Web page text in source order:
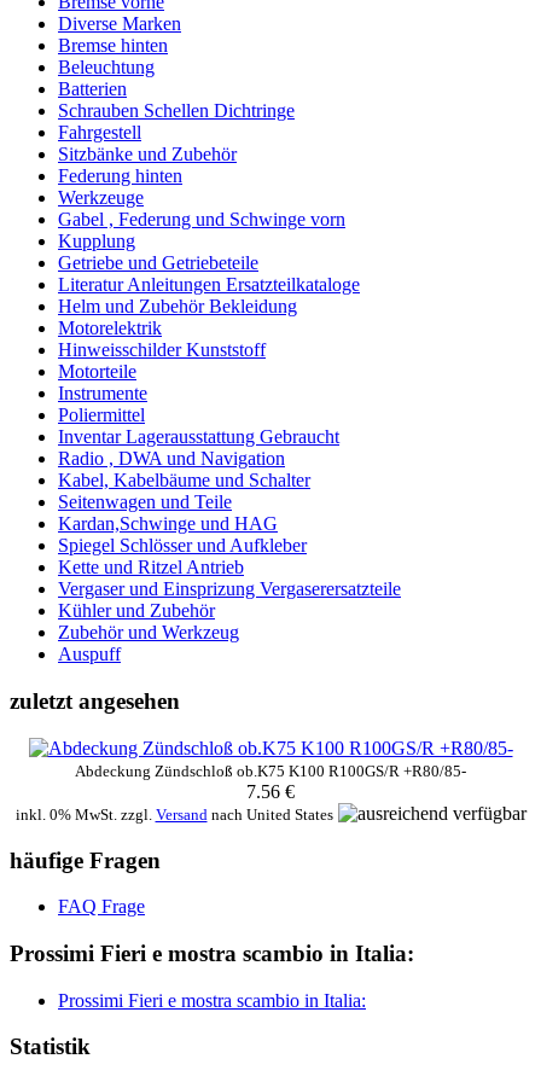
Diverse Marken
Bremse hinten
Beleuchtung
Batterien
Schrauben Schellen Dichtringe
Fahrgestell
Sitzbänke und Zubehör
Federung hinten
Werkzeuge
Gabel , Federung und Schwinge vorn
Kupplung
Getriebe und Getriebeteile
Literatur Anleitungen Ersatzteilkataloge
Helm und Zubehör Bekleidung
Motorelektrik
Hinweisschilder Kunststoff
Motorteile
Instrumente
Poliermittel
Inventar Lagerausstattung Gebraucht
Radio , DWA und Navigation
Kabel, Kabelbäume und Schalter
Seitenwagen und Teile
Kardan,Schwinge und HAG
Spiegel Schlösser und Aufkleber
Kette und Ritzel Antrieb
Vergaser und Einsprizung Vergaserersatzteile
Kühler und Zubehör
Zubehör und Werkzeug
Auspuff
zuletzt angesehen
Abdeckung Zündschloß ob.K75 K100 R100GS/R +R80/85-
7.56 €
inkl. 0% MwSt. zzgl. Versand nach United States
häufige Fragen
FAQ Frage
Prossimi Fieri e mostra scambio in Italia:
Prossimi Fieri e mostra scambio in Italia:
Statistik